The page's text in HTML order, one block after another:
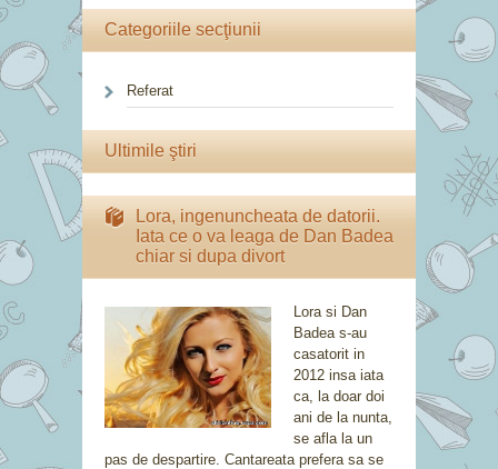
Categoriile secţiunii
Referat
Ultimile ştiri
Lora, ingenuncheata de datorii.
Iata ce o va leaga de Dan Badea
chiar si dupa divort
Lora si Dan
Badea s-au
casatorit in
2012 insa iata
ca, la doar doi
ani de la nunta,
se afla la un
pas de despartire. Cantareata prefera sa se